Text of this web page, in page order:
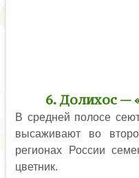
6. Долихос —
В средней полосе
высаживают во
регионах России
цветник.